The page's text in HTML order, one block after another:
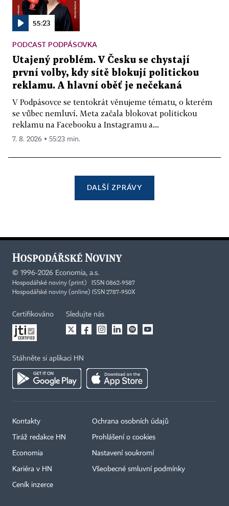
55:23
PODCAST PODPÁSOVKA
Utajený problém. V Česku se chystají
první volby, kdy sítě blokují politickou
reklamu. A hlavní oběť je nečekaná
V Podpásovce se tentokrát věnujeme tématu, o kterém
se vůbec nemluví. Meta začala blokovat politickou
reklamu na Facebooku a Instagramu a...
7. 8. 2026 ▪ 55:23 min.
DALŠÍ ZPRÁVY
© 1996-2026 Economia, a.s.
Hospodářské noviny (print) ISSN 0862-9587
Hospodářské noviny (online) ISSN 2787-950X
Certifikováno Sledujte nás
Stáhněte si aplikaci HN
Kontakty
Tiráž redakce HN
Economia
Kariéra v HN
Ceník inzerce
Ochrana osobních údajů
Prohlášení o cookies
Nastavení soukromí
Všeobecné smluvní podmínky